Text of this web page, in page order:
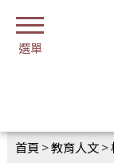
首頁 >教育人文>